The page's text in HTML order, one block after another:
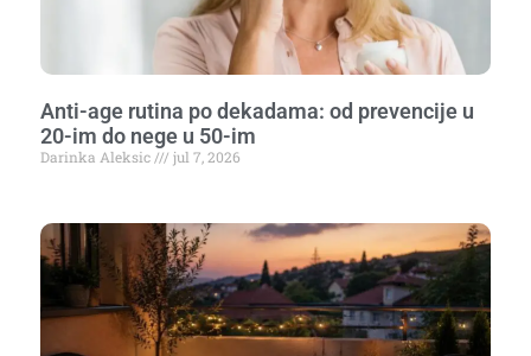
Anti-age rutina po dekadama: od prevencije u
20-im do nege u 50-im
Darinka Aleksic jul 7, 2026